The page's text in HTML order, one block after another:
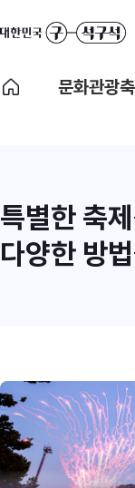
문화관광
특별한 축제
다양한 방법